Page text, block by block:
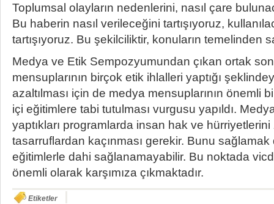
Toplumsal olayların nedenlerini, nasıl çare
Bu haberin nasıl verileceğini tartışıyoruz,
tartışıyoruz. Bu şekilciliktir, konuların temelinden
Medya ve Etik Sempozyumundan çıkan ortak
mensuplarının birçok etik ihlalleri yaptığı
azaltılması için de medya mensuplarının önemli
içi eğitimlere tabi tutulması vurgusu yapıldı.
yaptıkları programlarda insan hak ve
tasarruflardan kaçınması gerekir. Bunu
eğitimlerle dahi sağlanamayabilir. Bu noktada
önemli olarak karşımıza çıkmaktadır.
Etiketler